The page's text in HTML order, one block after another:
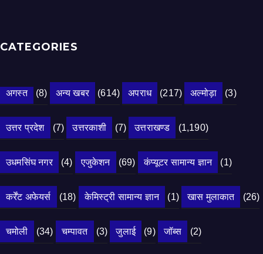
CATEGORIES
अगस्त (8) अन्य खबर (614) अपराध (217) अल्मोड़ा (3)
उत्तर प्रदेश (7) उत्तरकाशी (7) उत्तराखण्ड (1,190)
उधमसिंघ नगर (4) एजुकेशन (69) कंप्यूटर सामान्य ज्ञान (1)
कर्रेंट अफेयर्स (18) केमिस्ट्री सामान्य ज्ञान (1) खास मुलाकात (26)
चमोली (34) चम्पावत (3) जुलाई (9) जॉब्स (2)